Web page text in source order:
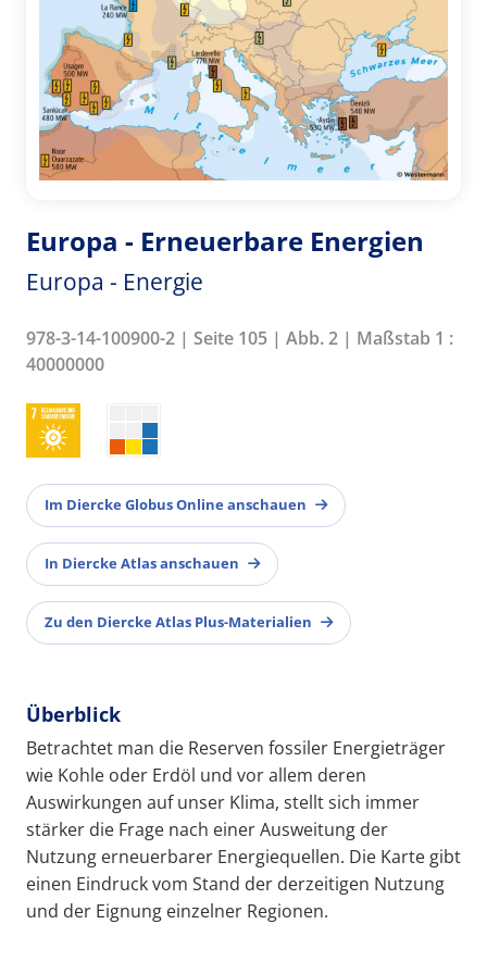
Europa - Erneuerbare Energien
Europa - Energie
978-3-14-100900-2 | Seite 105 | Abb. 2 | Maßstab 1 :
40000000
Im Diercke Globus Online anschauen
In Diercke Atlas anschauen
Zu den Diercke Atlas Plus-Materialien
Überblick
Betrachtet man die Reserven fossiler Energieträger
wie Kohle oder Erdöl und vor allem deren
Auswirkungen auf unser Klima, stellt sich immer
stärker die Frage nach einer Ausweitung der
Nutzung erneuerbarer Energiequellen. Die Karte gibt
einen Eindruck vom Stand der derzeitigen Nutzung
und der Eignung einzelner Regionen.